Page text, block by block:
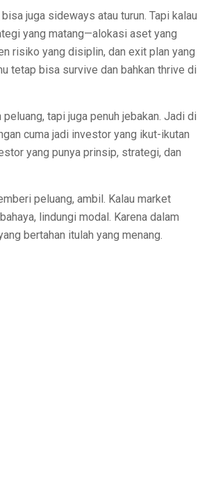
juga sideways atau turun. Tapi kalau
yang matang—alokasi aset yang
risiko yang disiplin, dan exit plan yang
tetap bisa survive dan bahkan thrive di
tapi juga penuh jebakan. Jadi di
cuma jadi investor yang ikut-ikutan
yang punya prinsip, strategi, dan
peluang, ambil. Kalau market
lindungi modal. Karena dalam
bertahan itulah yang menang.